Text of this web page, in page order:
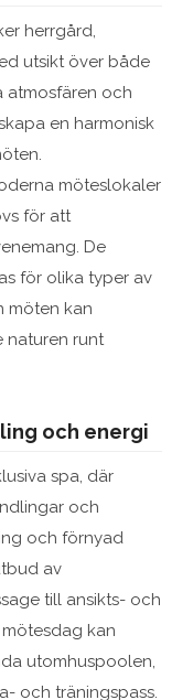
herrgård,
utsikt över både
atmosfären och
en harmonisk
möteslokaler
för att
De
för olika typer av
möten kan
naturen runt
och energi
spa, där
och
och förnyad
av
till ansikts- och
kan
utomhuspoolen,
och träningspass.